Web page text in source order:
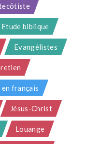
Etude biblique
Evangélistes
français
Jésus-Christ
Louange